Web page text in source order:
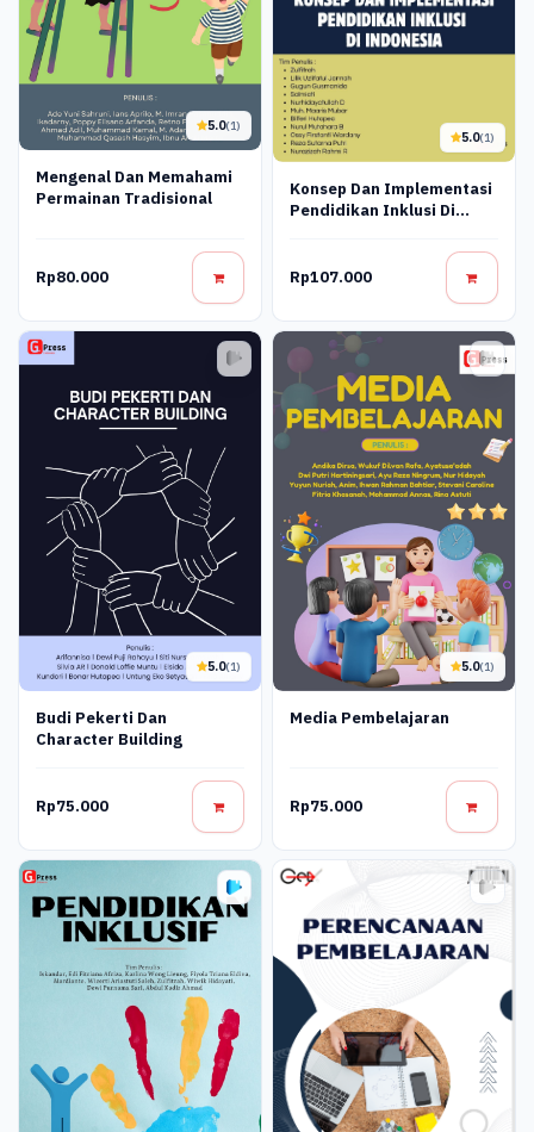
5.0(1)
Mengenal Dan Memahami
Permainan Tradisional
Rp80.000
5.0(1)
Konsep Dan Implementasi
Pendidikan Inklusi Di
Rp107.000
5.0(1)
Budi Pekerti Dan
Character Building
Rp75.000
5.0(1)
Media Pembelajaran
Rp75.000